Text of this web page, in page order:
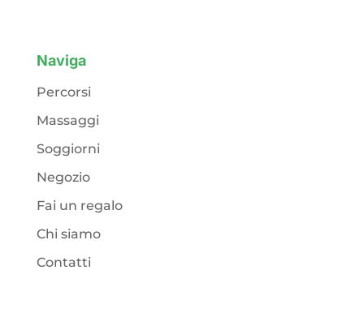
Naviga
Percorsi
Massaggi
Soggiorni
Negozio
Fai un regalo
Chi siamo
Contatti